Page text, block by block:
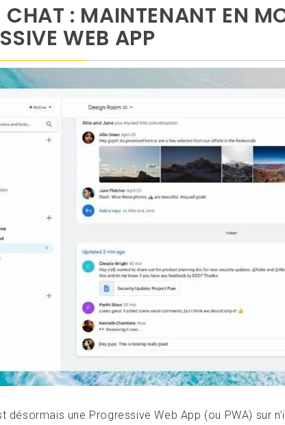
CHAT : MAINTENANT EN
WEB APP
désormais une Progressive Web App (ou PWA) sur